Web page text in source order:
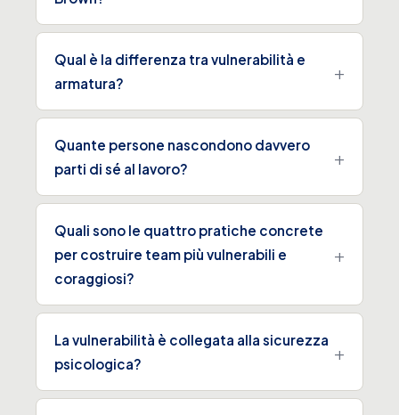
Qual è la differenza tra vulnerabilità e
armatura?
Quante persone nascondono davvero
parti di sé al lavoro?
Quali sono le quattro pratiche concrete
per costruire team più vulnerabili e
coraggiosi?
La vulnerabilità è collegata alla sicurezza
psicologica?